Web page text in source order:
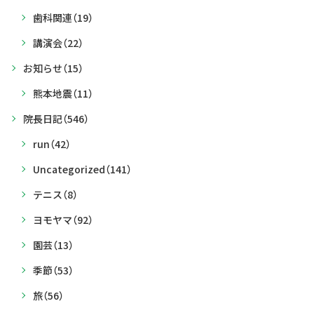
歯科関連（19）
講演会（22）
お知らせ（15）
熊本地震（11）
院長日記（546）
run（42）
Uncategorized（141）
テニス（8）
ヨモヤマ（92）
園芸（13）
季節（53）
旅（56）